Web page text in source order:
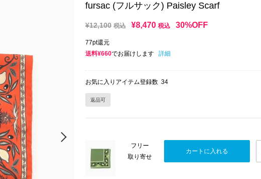
fursac (フルサック) Paisley Scarf
¥12,100 税込 ¥8,470 税込 30%OFF
77pt還元
送料¥660でお届けします 詳細
お気に入りアイテム登録数 34
返品可
フリー
取り寄せ
カートに入れる